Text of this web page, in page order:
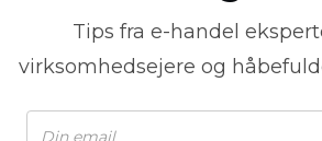
Tips fra e-handel
virksomhedsejere og